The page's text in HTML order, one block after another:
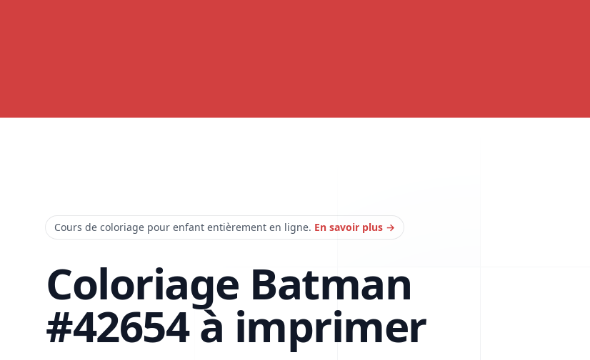
Cours de coloriage pour enfant entièrement en ligne. En savoir plus →
Coloriage Batman
#42654 à imprimer